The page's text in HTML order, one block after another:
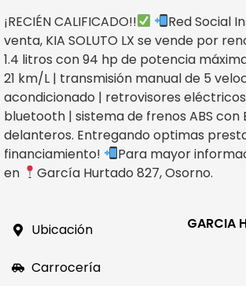
¡RECIÉN CALIFICADO!! Red Social
venta, KIA SOLUTO LX se vende por
1.4 litros con 94 hp de potencia
21 km/L | transmisión manual de 5
acondicionado | retrovisores
bluetooth | sistema de frenos ABS con
delanteros. Entregando optimas
financiamiento!
Para mayor
en
García Hurtado 827, Osorno.
Ubicación GARCIA
Carrocería